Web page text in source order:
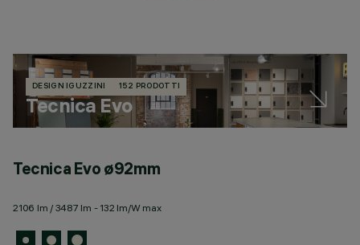
DESIGN IGUZZINI 152 PRODOTTI
Tecnica Evo
Tecnica Evo ø92mm
2106 lm / 3487 lm - 132 lm/W max